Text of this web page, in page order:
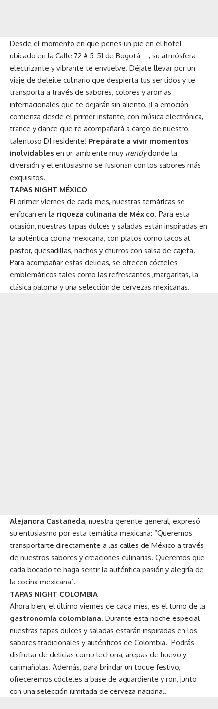
Desde el momento en que pones un pie en el hotel —
ubicado en la Calle 72 # 5-51 de Bogotá—, su atmósfera
electrizante y vibrante te envuelve. Déjate llevar por un
viaje de deleite culinario que despierta tus sentidos y te
transporta a través de sabores, colores y aromas
internacionales que te dejarán sin aliento. ¡La emoción
comienza desde el primer instante, con música electrónica,
trance y dance que te acompañará a cargo de nuestro
talentoso DJ residente! Prepárate a vivir momentos
inolvidables en un ambiente muy trendydonde la
diversión y el entusiasmo se fusionan con los sabores más
exquisitos.
TAPAS NIGHT MÉXICO
El primer viernes de cada mes, nuestras temáticas se
enfocan en la riqueza culinaria de México. Para esta
ocasión, nuestras tapas dulces y saladas están inspiradas en
la auténtica cocina mexicana, con platos como tacos al
pastor, quesadillas, nachos y churros con salsa de cajeta.
Para acompañar estas delicias, se ofrecen cócteles
emblemáticos tales como las refrescantes ,margaritas, la
clásica paloma y una selección de cervezas mexicanas.
Alejandra Castañeda, nuestra gerente general, expresó
su entusiasmo por esta temática mexicana: “Queremos
transportarte directamente a las calles de México a través
de nuestros sabores y creaciones culinarias. Queremos que
cada bocado te haga sentir la auténtica pasión y alegría de
la cocina mexicana”.
TAPAS NIGHT COLOMBIA
Ahora bien, el último viernes de cada mes, es el turno de la
gastronomía colombiana. Durante esta noche especial,
nuestras tapas dulces y saladas estarán inspiradas en los
sabores tradicionales y auténticos de Colombia. Podrás
disfrutar de delicias como lechona, arepas de huevo y
carimañolas. Además, para brindar un toque festivo,
ofreceremos cócteles a base de aguardiente y ron, junto
con una selección ilimitada de cerveza nacional.